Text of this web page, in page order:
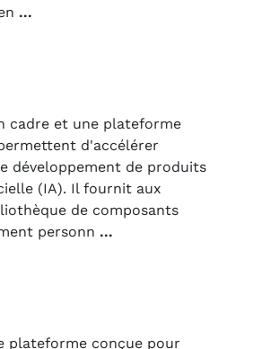
...
cadre et une plateforme
d'accélérer
développement de produits
(IA). Il fournit aux
de composants
personn ...
plateforme conçue pour